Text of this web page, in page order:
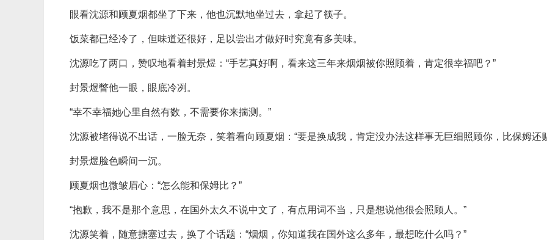
眼看沈源和顾夏烟都坐了下来，他也沉默地坐过去，拿起了筷子。
饭菜都已经冷了，但味道还很好，足以尝出才做好时究竟有多美味。
沈源吃了两口，赞叹地看着封景煜：“手艺真好啊，看来这三年来烟烟被你照顾着，肯定很幸福吧？”
封景煜瞥他一眼，眼底冷冽。
“幸不幸福她心里自然有数，不需要你来揣测。”
沈源被堵得说不出话，一脸无奈，笑着看向顾夏烟：“要是换成我，肯定没办法这样事无巨细照顾你，比保姆还
封景煜脸色瞬间一沉。
顾夏烟也微皱眉心：“怎么能和保姆比？”
“抱歉，我不是那个意思，在国外太久不说中文了，有点用词不当，只是想说他很会照顾人。”
沈源笑着，随意搪塞过去，换了个话题：“烟烟，你知道我在国外这么多年，最想吃什么吗？”